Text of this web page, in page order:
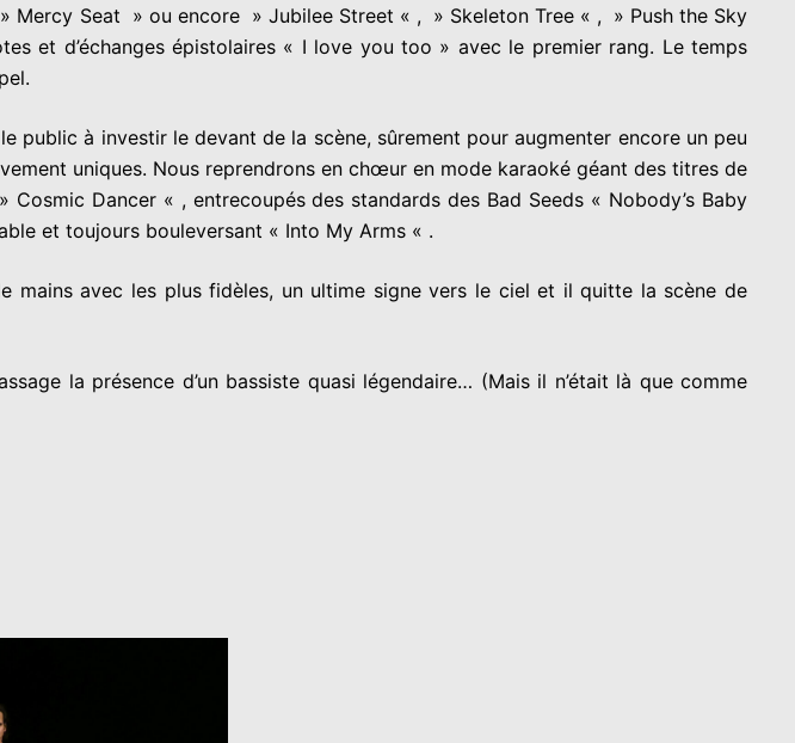
Mercy Seat » ou encore » Jubilee Street « , » Skeleton Tree « , » Push the Sky
et d’échanges épistolaires « I love you too » avec le premier rang. Le temps
à investir le devant de la scène, sûrement pour augmenter encore un peu
uniques. Nous reprendrons en chœur en mode karaoké géant des titres de
Dancer « , entrecoupés des standards des Bad Seeds « Nobody’s Baby
et toujours bouleversant « Into My Arms « .
mains avec les plus fidèles, un ultime signe vers le ciel et il quitte la scène de
la présence d’un bassiste quasi légendaire… (Mais il n’était là que comme